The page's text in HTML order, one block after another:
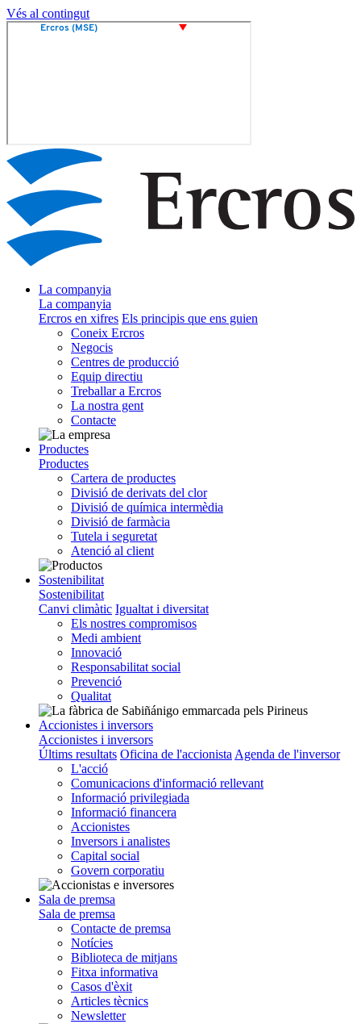
Vés al contingut
La companyia
La companyia
Ercros en xifres Els principis que ens guien
Coneix Ercros
Negocis
Centres de producció
Equip directiu
Treballar a Ercros
La nostra gent
Contacte
Productes
Productes
Cartera de productes
Divisió de derivats del clor
Divisió de química intermèdia
Divisió de farmàcia
Tutela i seguretat
Atenció al client
Sostenibilitat
Sostenibilitat
Canvi climàtic Igualtat i diversitat
Els nostres compromisos
Medi ambient
Innovació
Responsabilitat social
Prevenció
Qualitat
Accionistes i inversors
Accionistes i inversors
Últims resultats Oficina de l'accionista Agenda de l'inversor
L'acció
Comunicacions d'informació rellevant
Informació privilegiada
Informació financera
Accionistes
Inversors i analistes
Capital social
Govern corporatiu
Sala de premsa
Sala de premsa
Contacte de premsa
Notícies
Biblioteca de mitjans
Fitxa informativa
Casos d'èxit
Articles tècnics
Newsletter